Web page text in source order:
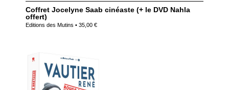
Coffret Jocelyne Saab cinéaste (+ le DVD Nahla
offert)
Editions des Mutins • 35,00 €